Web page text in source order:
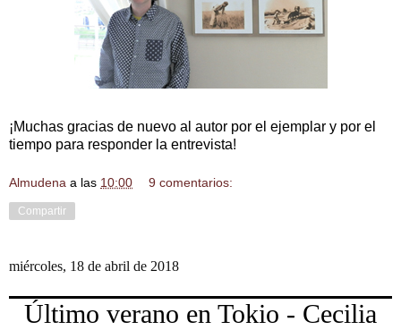
¡Muchas gracias de nuevo al autor por el ejemplar y por el
tiempo para responder la entrevista!
Almudena a las 10:00 9 comentarios:
Compartir
miércoles, 18 de abril de 2018
Último verano en Tokio - Cecilia